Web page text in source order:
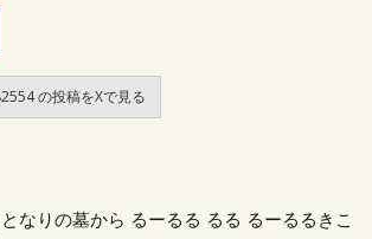
の投稿をXで見る
なりの墓から るーるる るる るーるるきこ